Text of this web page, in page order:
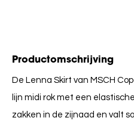
Productomschrijving
De Lenna Skirt van MSCH
lijn midi rok met een
zakken in de zijnaad en valt